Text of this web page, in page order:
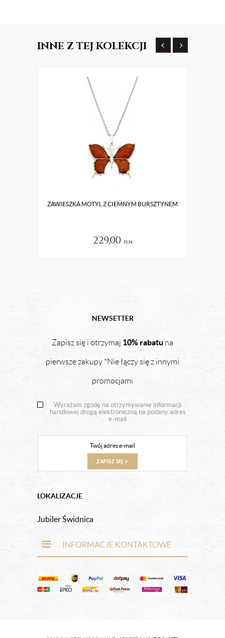
INNE Z TEJ KOLEKCJI
ZAWIESZKA MOTYL Z CIEMNYM BURSZTYNEM
229,00 pln
NEWSETTER
Zapisz się i otrzymaj 10% rabatu na
pierwsze zakupy *Nie łączy się z innymi
promocjami
Wyrażam zgodę na otrzymywanie informacji
handlowej drogą elektroniczną na podany adres
e-mail
ZAPISZ SIĘ
LOKALIZACJE
Jubiler Świdnica
INFORMACJE KONTAKTOWE